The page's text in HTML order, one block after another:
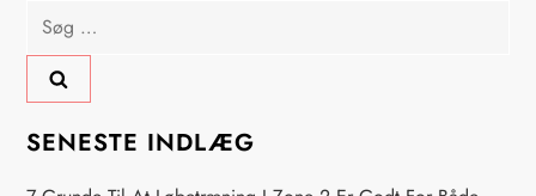
æ
g
s
Søg
efter:
SENESTE INDLÆG